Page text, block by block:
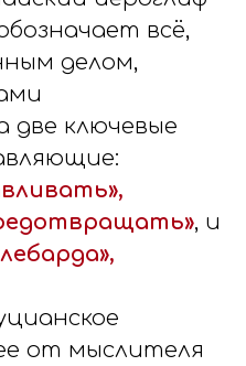
всё,
делом,
две ключевые
, и
от мыслителя